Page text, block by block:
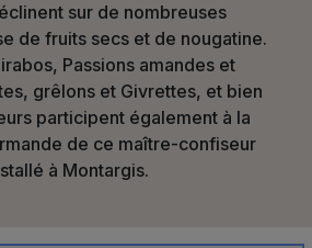
sur de nombreuses
de fruits secs et de nougatine.
Passions amandes et
grêlons et Givrettes, et bien
participent également à la
de ce maître-confiseur
à Montargis.